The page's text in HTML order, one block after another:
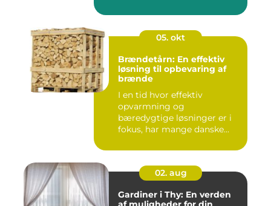
05. okt
Brændetårn: En effektiv
løsning til opbevaring af
brænde
I en tid hvor effektiv
opvarmning og
bæredygtige løsninger er i
fokus, har mange danske...
02. aug
Gardiner i Thy: En verden